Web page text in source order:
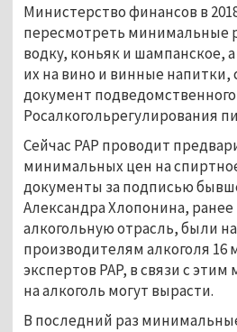
Министерство финансов в
пересмотреть минимальные
водку, коньяк и шампанское,
их на вино и винные напитки,
документ
Росалкогольрегулирования
Сейчас РАР проводит
минимальных цен на
документы за подписью
Александра Хлопонина,
алкогольную отрасль, были
производителям алкоголя 16
экспертов РАР, в связи с
на алкоголь могут вырасти.
В последний раз